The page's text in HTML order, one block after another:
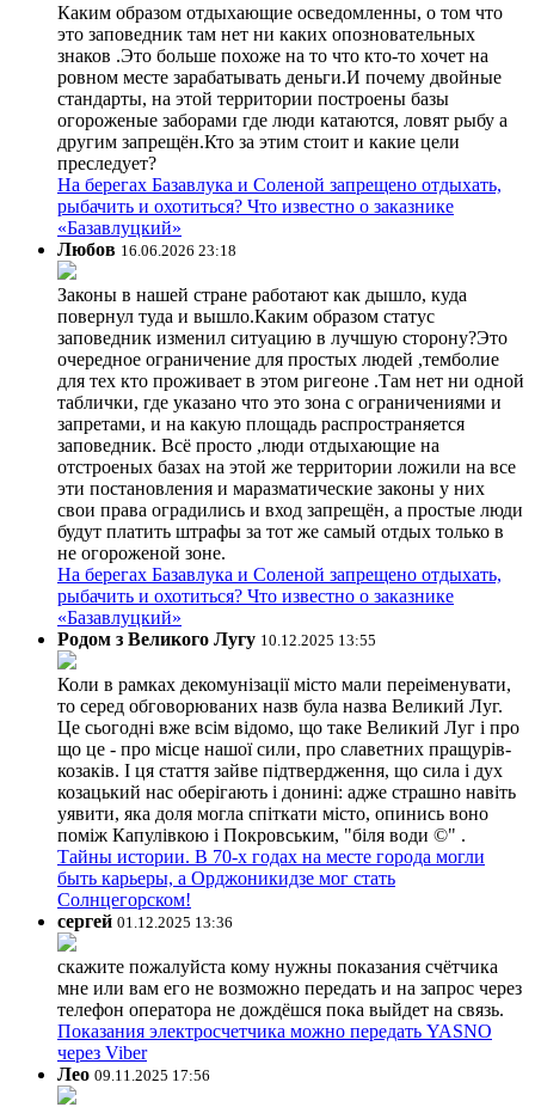
Каким образом отдыхающие осведомленны, о том что
это заповедник там нет ни каких опозновательных
знаков .Это больше похоже на то что кто-то хочет на
ровном месте зарабатывать деньги.И почему двойные
стандарты, на этой территории построены базы
огороженые заборами где люди катаются, ловят рыбу а
другим запрещён.Кто за этим стоит и какие цели
преследует?
На берегах Базавлука и Соленой запрещено отдыхать,
рыбачить и охотиться? Что известно о заказнике
«Базавлуцкий»
Любов 16.06.2026 23:18
Законы в нашей стране работают как дышло, куда
повернул туда и вышло.Каким образом статус
заповедник изменил ситуацию в лучшую сторону?Это
очередное ограничение для простых людей ,темболие
для тех кто проживает в этом ригеоне .Там нет ни одной
таблички, где указано что это зона с ограничениями и
запретами, и на какую площадь распространяется
заповедник. Всё просто ,люди отдыхающие на
отстроеных базах на этой же территории ложили на все
эти постановления и маразматические законы у них
свои права оградились и вход запрещён, а простые люди
будут платить штрафы за тот же самый отдых только в
не огороженой зоне.
На берегах Базавлука и Соленой запрещено отдыхать,
рыбачить и охотиться? Что известно о заказнике
«Базавлуцкий»
Родом з Великого Лугу 10.12.2025 13:55
Коли в рамках декомунізації місто мали переіменувати,
то серед обговорюваних назв була назва Великий Луг.
Це сьогодні вже всім відомо, що таке Великий Луг і про
що це - про місце нашої сили, про славетних пращурів-
козаків. І ця стаття зайве підтвердження, що сила і дух
козацький нас оберігають і донині: адже страшно навіть
уявити, яка доля могла спіткати місто, опинись воно
поміж Капулівкою і Покровським, "біля води ©" .
Тайны истории. В 70-х годах на месте города могли
быть карьеры, а Орджоникидзе мог стать
Солнцегорском!
сергей 01.12.2025 13:36
скажите пожалуйста кому нужны показания счётчика
мне или вам его не возможно передать и на запрос через
телефон оператора не дождёшся пока выйдет на связь.
Показания электросчетчика можно передать YASNO
через Viber
Лео 09.11.2025 17:56